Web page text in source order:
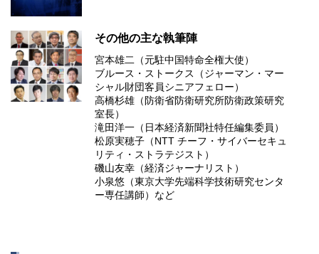
その他の主な執筆陣
宮本雄二（元駐中国特命全権大使）
ブルース・ストークス（ジャーマン・マー
シャル財団客員シニアフェロー）
高橋杉雄（防衛省防衛研究所防衛政策研究
室長）
滝田洋一（日本経済新聞社特任編集委員）
松原実穂子（NTT チーフ・サイバーセキュ
リティ・ストラテジスト）
磯山友幸（経済ジャーナリスト）
小泉悠（東京大学先端科学技術研究センタ
ー専任講師）など